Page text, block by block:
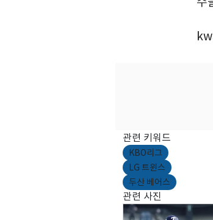
관련 키워드
KBO리그
LG 트윈스
두산 베어스
관련 사진